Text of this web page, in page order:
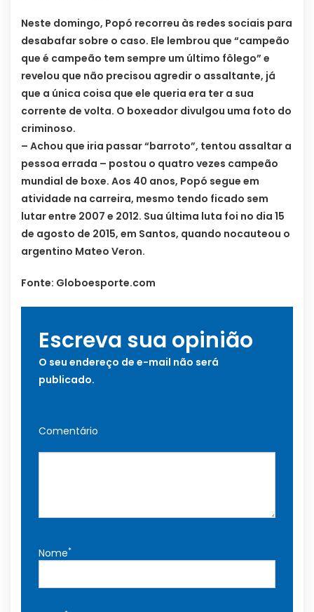
Neste domingo, Popó recorreu às redes sociais para
desabafar sobre o caso. Ele lembrou que “campeão
que é campeão tem sempre um último fôlego” e
revelou que não precisou agredir o assaltante, já
que a única coisa que ele queria era ter a sua
corrente de volta. O boxeador divulgou uma foto do
criminoso.
– Achou que iria passar “barroto”, tentou assaltar a
pessoa errada – postou o quatro vezes campeão
mundial de boxe. Aos 40 anos, Popó segue em
atividade na carreira, mesmo tendo ficado sem
lutar entre 2007 e 2012. Sua última luta foi no dia 15
de agosto de 2015, em Santos, quando nocauteou o
argentino Mateo Veron.
Fonte: Globoesporte.com
Escreva sua opinião
O seu endereço de e-mail não será
publicado.
Comentário
Nome*